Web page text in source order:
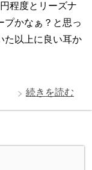
程度とリーズナ
プかなぁ？と思っ
た以上に良い耳か
続きを読む